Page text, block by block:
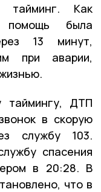
тайминг. Как
помощь была
13 минут,
при аварии,
таймингу, ДТП
в скорую
службу 103.
спасения
в 20:28. В
что в